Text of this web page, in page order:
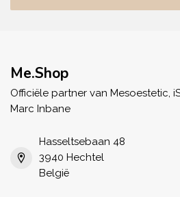
Me.Shop
Officiële partner van Mesoestetic,
Marc Inbane
Hasseltsebaan 48
3940 Hechtel
België